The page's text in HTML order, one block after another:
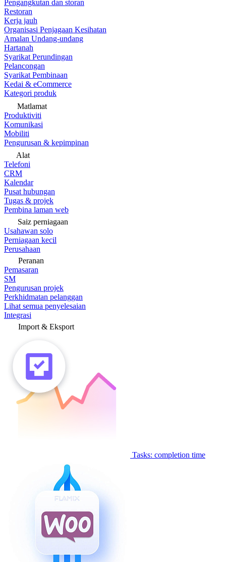
Pengangkutan dan storan
Restoran
Kerja jauh
Organisasi Penjagaan Kesihatan
Amalan Undang-undang
Hartanah
Syarikat Perundingan
Pelancongan
Syarikat Pembinaan
Kedai & eCommerce
Kategori produk
Matlamat
Produktiviti
Komunikasi
Mobiliti
Pengurusan & kepimpinan
Alat
Telefoni
CRM
Kalendar
Pusat hubungan
Tugas & projek
Pembina laman web
Saiz perniagaan
Usahawan solo
Perniagaan kecil
Perusahaan
Peranan
Pemasaran
SM
Pengurusan projek
Perkhidmatan pelanggan
Lihat semua penyelesaian
Integrasi
Import & Eksport
Tasks: completion time